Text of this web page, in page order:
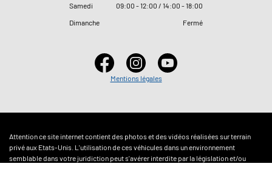
Samedi
09:00 - 12:00 / 14:00 - 18:00
Dimanche
Fermé
Mentions légales
Attention ce site internet contient des photos et des vidéos réalisées sur terrain
privé aux Etats-Unis. L'utilisation de ces véhicules dans un environnement
semblable dans votre juridiction peut s'avérer interdite par la législation et/ou